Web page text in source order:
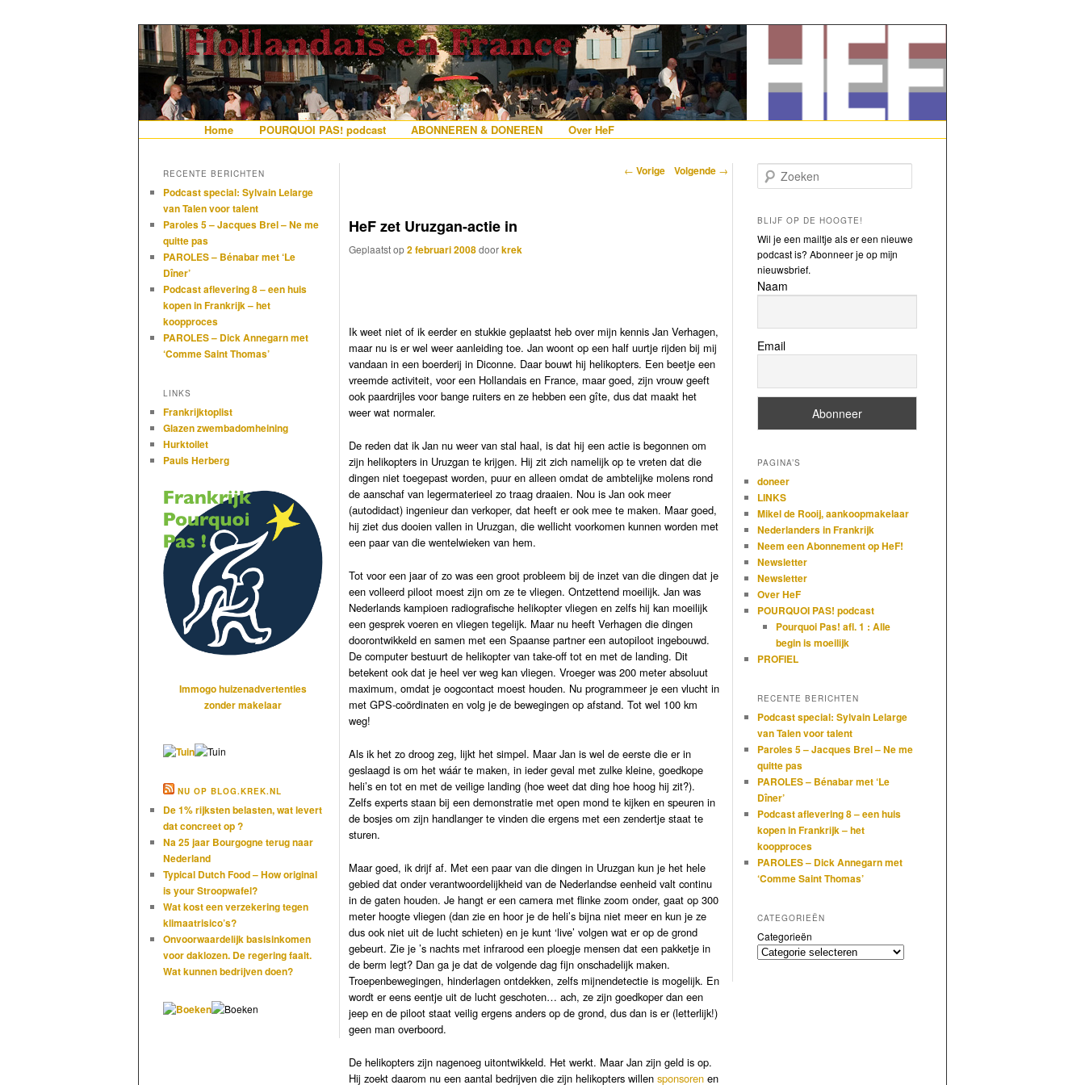
Hollandais en France
De gezelligste website voor Nederlanders die iets met Frankrijk hebben
Spring naar de primaire inhoud
Spring naar de secundaire inhoud
Home POURQUOI PAS! podcast ABONNEREN & DONEREN Over HeF
Berichtnavigatie
← Vorige Volgende →
HeF zet Uruzgan-actie in
Geplaatst op2 februari 2008doorkrek
Ik weet niet of ik eerder en stukkie geplaatst heb over mijn kennis Jan Verhagen,
maar nu is er wel weer aanleiding toe. Jan woont op een half uurtje rijden bij mij
vandaan in een boerderij in Diconne. Daar bouwt hij helikopters. Een beetje een
vreemde activiteit, voor een Hollandais en France, maar goed, zijn vrouw geeft
ook paardrijles voor bange ruiters en ze hebben een gîte, dus dat maakt het
weer wat normaler.
De reden dat ik Jan nu weer van stal haal, is dat hij een actie is begonnen om
zijn helikopters in Uruzgan te krijgen. Hij zit zich namelijk op te vreten dat die
dingen niet toegepast worden, puur en alleen omdat de ambtelijke molens rond
de aanschaf van legermaterieel zo traag draaien. Nou is Jan ook meer
(autodidact) ingenieur dan verkoper, dat heeft er ook mee te maken. Maar goed,
hij ziet dus dooien vallen in Uruzgan, die wellicht voorkomen kunnen worden met
een paar van die wentelwieken van hem.
Tot voor een jaar of zo was een groot probleem bij de inzet van die dingen dat je
een volleerd piloot moest zijn om ze te vliegen. Ontzettend moeilijk. Jan was
Nederlands kampioen radiografische helikopter vliegen en zelfs hij kan moeilijk
een gesprek voeren en vliegen tegelijk. Maar nu heeft Verhagen die dingen
doorontwikkeld en samen met een Spaanse partner een autopiloot ingebouwd.
De computer bestuurt de helikopter van take-off tot en met de landing. Dit
betekent ook dat je heel ver weg kan vliegen. Vroeger was 200 meter absoluut
maximum, omdat je oogcontact moest houden. Nu programmeer je een vlucht in
met GPS-coördinaten en volg je de bewegingen op afstand. Tot wel 100 km
weg!
Als ik het zo droog zeg, lijkt het simpel. Maar Jan is wel de eerste die er in
geslaagd is om het wáár te maken, in ieder geval met zulke kleine, goedkope
heli’s en tot en met de veilige landing (hoe weet dat ding hoe hoog hij zit?).
Zelfs experts staan bij een demonstratie met open mond te kijken en speuren in
de bosjes om zijn handlanger te vinden die ergens met een zendertje staat te
sturen.
Maar goed, ik drijf af. Met een paar van die dingen in Uruzgan kun je het hele
gebied dat onder verantwoordelijkheid van de Nederlandse eenheid valt continu
in de gaten houden. Je hangt er een camera met flinke zoom onder, gaat op 300
meter hoogte vliegen (dan zie en hoor je de heli’s bijna niet meer en kun je ze
dus ook niet uit de lucht schieten) en je kunt ‘live’ volgen wat er op de grond
gebeurt. Zie je ’s nachts met infrarood een ploegje mensen dat een pakketje in
de berm legt? Dan ga je dat de volgende dag fijn onschadelijk maken.
Troepenbewegingen, hinderlagen ontdekken, zelfs mijnendetectie is mogelijk. En
wordt er eens eentje uit de lucht geschoten… ach, ze zijn goedkoper dan een
jeep en de piloot staat veilig ergens anders op de grond, dus dan is er (letterlijk!)
geen man overboord.
De helikopters zijn nagenoeg uitontwikkeld. Het werkt. Maar Jan zijn geld is op.
Hij zoekt daarom nu een aantal bedrijven die zijn helikopters willensponsoren en
RECENTE BERICHTEN
Podcast special: Sylvain Lelarge
van Talen voor talent
Paroles 5 – Jacques Brel – Ne me
quitte pas
PAROLES – Bénabar met ‘Le
Dîner’
Podcast aflevering 8 – een huis
kopen in Frankrijk – het
koopproces
PAROLES – Dick Annegarn met
‘Comme Saint Thomas’
LINKS
Frankrijktoplist
Glazen zwembadomheining
Hurktoilet
Pauls Herberg
Immogo huizenadvertenties
zonder makelaar
NU OP BLOG.KREK.NL
De 1% rijksten belasten, wat levert
dat concreet op ?
Na 25 jaar Bourgogne terug naar
Nederland
Typical Dutch Food – How original
is your Stroopwafel?
Wat kost een verzekering tegen
klimaatrisico’s?
Onvoorwaardelijk basisinkomen
voor daklozen. De regering faalt.
Wat kunnen bedrijven doen?
Zoeken
BLIJF OP DE HOOGTE!
Wil je een mailtje als er een nieuwe
podcast is? Abonneer je op mijn
nieuwsbrief.
Naam
Email
PAGINA’S
doneer
LINKS
Mikel de Rooij, aankoopmakelaar
Nederlanders in Frankrijk
Neem een Abonnement op HeF!
Newsletter
Newsletter
Over HeF
POURQUOI PAS! podcast
Pourquoi Pas! afl. 1 : Alle
begin is moeilijk
PROFIEL
RECENTE BERICHTEN
Podcast special: Sylvain Lelarge
van Talen voor talent
Paroles 5 – Jacques Brel – Ne me
quitte pas
PAROLES – Bénabar met ‘Le
Dîner’
Podcast aflevering 8 – een huis
kopen in Frankrijk – het
koopproces
PAROLES – Dick Annegarn met
‘Comme Saint Thomas’
CATEGORIEËN
Categorieën